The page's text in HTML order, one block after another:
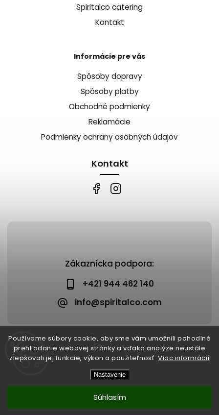
Používame súbory cookie, aby sme vám umožnili pohodlné
prehliadanie webovej stránky a vďaka analýze neustále
zlepšovali jej funkcie, výkon a použiteľnosť.Viac informácií
Nastavenie
Súhlasím
Zákaznícka podpora:
+421 944 462 140
info@spiritalco.com
Spiritalco catering
Kontakt
Informácie pre vás
Spôsoby dopravy
Spôsoby platby
Obchodné podmienky
Reklamácie
Podmienky ochrany osobných údajov
Kontakt
Spiritalco. Všetky práva vyhradené.
Upraviť nastavenie cookies
Shoptet | Design